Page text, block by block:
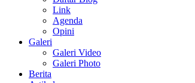
Link
Agenda
Opini
Galeri
Galeri Video
Galeri Photo
Berita